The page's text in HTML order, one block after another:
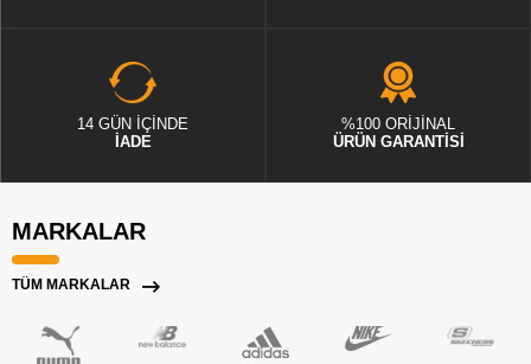
14 GÜN İÇİNDE
İADE
%100 ORİJİNAL
ÜRÜN GARANTİSİ
MARKALAR
TÜM MARKALAR